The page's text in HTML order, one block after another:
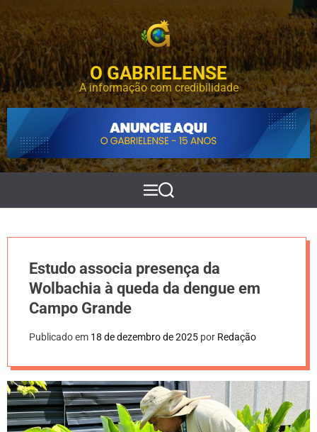
k
p
t
o
c
o
n
t
e
O GABRIELENSE
A informação com credibilidade
M
e
P
e
s
r
Estudo associa presença da
Wolbachia à queda da dengue em
Campo Grande
Publicado em 18 de dezembro de 2025 por Redação